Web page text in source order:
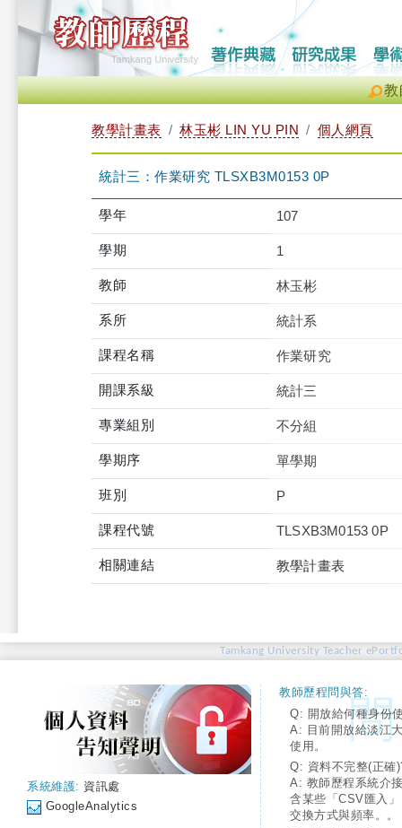
教
教學計畫表 林玉彬 LIN YU PIN 個人網頁
統計三：作業研究 TLSXB3M0153 0P
學年 107
學期 1
教師 林玉彬
系所 統計系
課程名稱 作業研究
開課系級 統計三
專業組別 不分組
學期序 單學期
班別 P
課程代號 TLSXB3M0153 0P
相關連結 教學計畫表
Tamkang University Teacher
系統維護: 資訊處
GoogleAnalytics
教師歷程問與答:
Q: 開放給何種身份
A: 目前開放給淡江
使用。
Q: 資料不完整(正確
A: 教師歷程系統介
含某些「CSV匯入
交換方式與頻率。。